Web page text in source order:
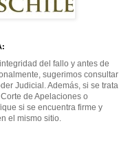
del fallo y antes de
sugerimos consultar
Judicial. Además, si se trata
de Apelaciones o
si se encuentra firme y
el mismo sitio.